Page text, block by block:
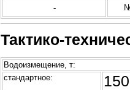
-
Тактико-
Водоизмещение, т:
стандартное: